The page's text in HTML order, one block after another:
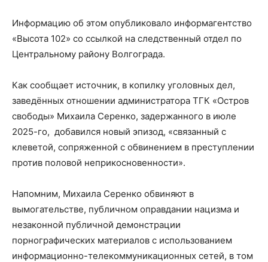
Информацию об этом опубликовало информагентство
«Высота 102» со ссылкой на следственный отдел по
Центральному району Волгограда.
Как сообщает источник, в копилку уголовных дел,
заведённых отношении администратора ТГК «Остров
свободы» Михаила Серенко, задержанного в июле
2025-го, добавился новый эпизод, «связанный с
клеветой, сопряженной с обвинением в преступлении
против половой неприкосновенности».
Напомним, Михаила Серенко обвиняют в
вымогательстве, публичном оправдании нацизма и
незаконной публичной демонстрации
порнографических материалов с использованием
информационно-телекоммуникационных сетей, в том